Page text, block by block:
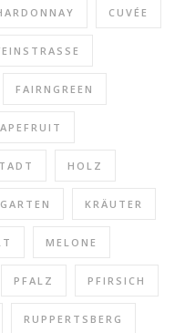
CUVÉE
FAIRNGREEN
HOLZ
KRÄUTER
MELONE
PFALZ PFIRSICH
RUPPERTSBERG